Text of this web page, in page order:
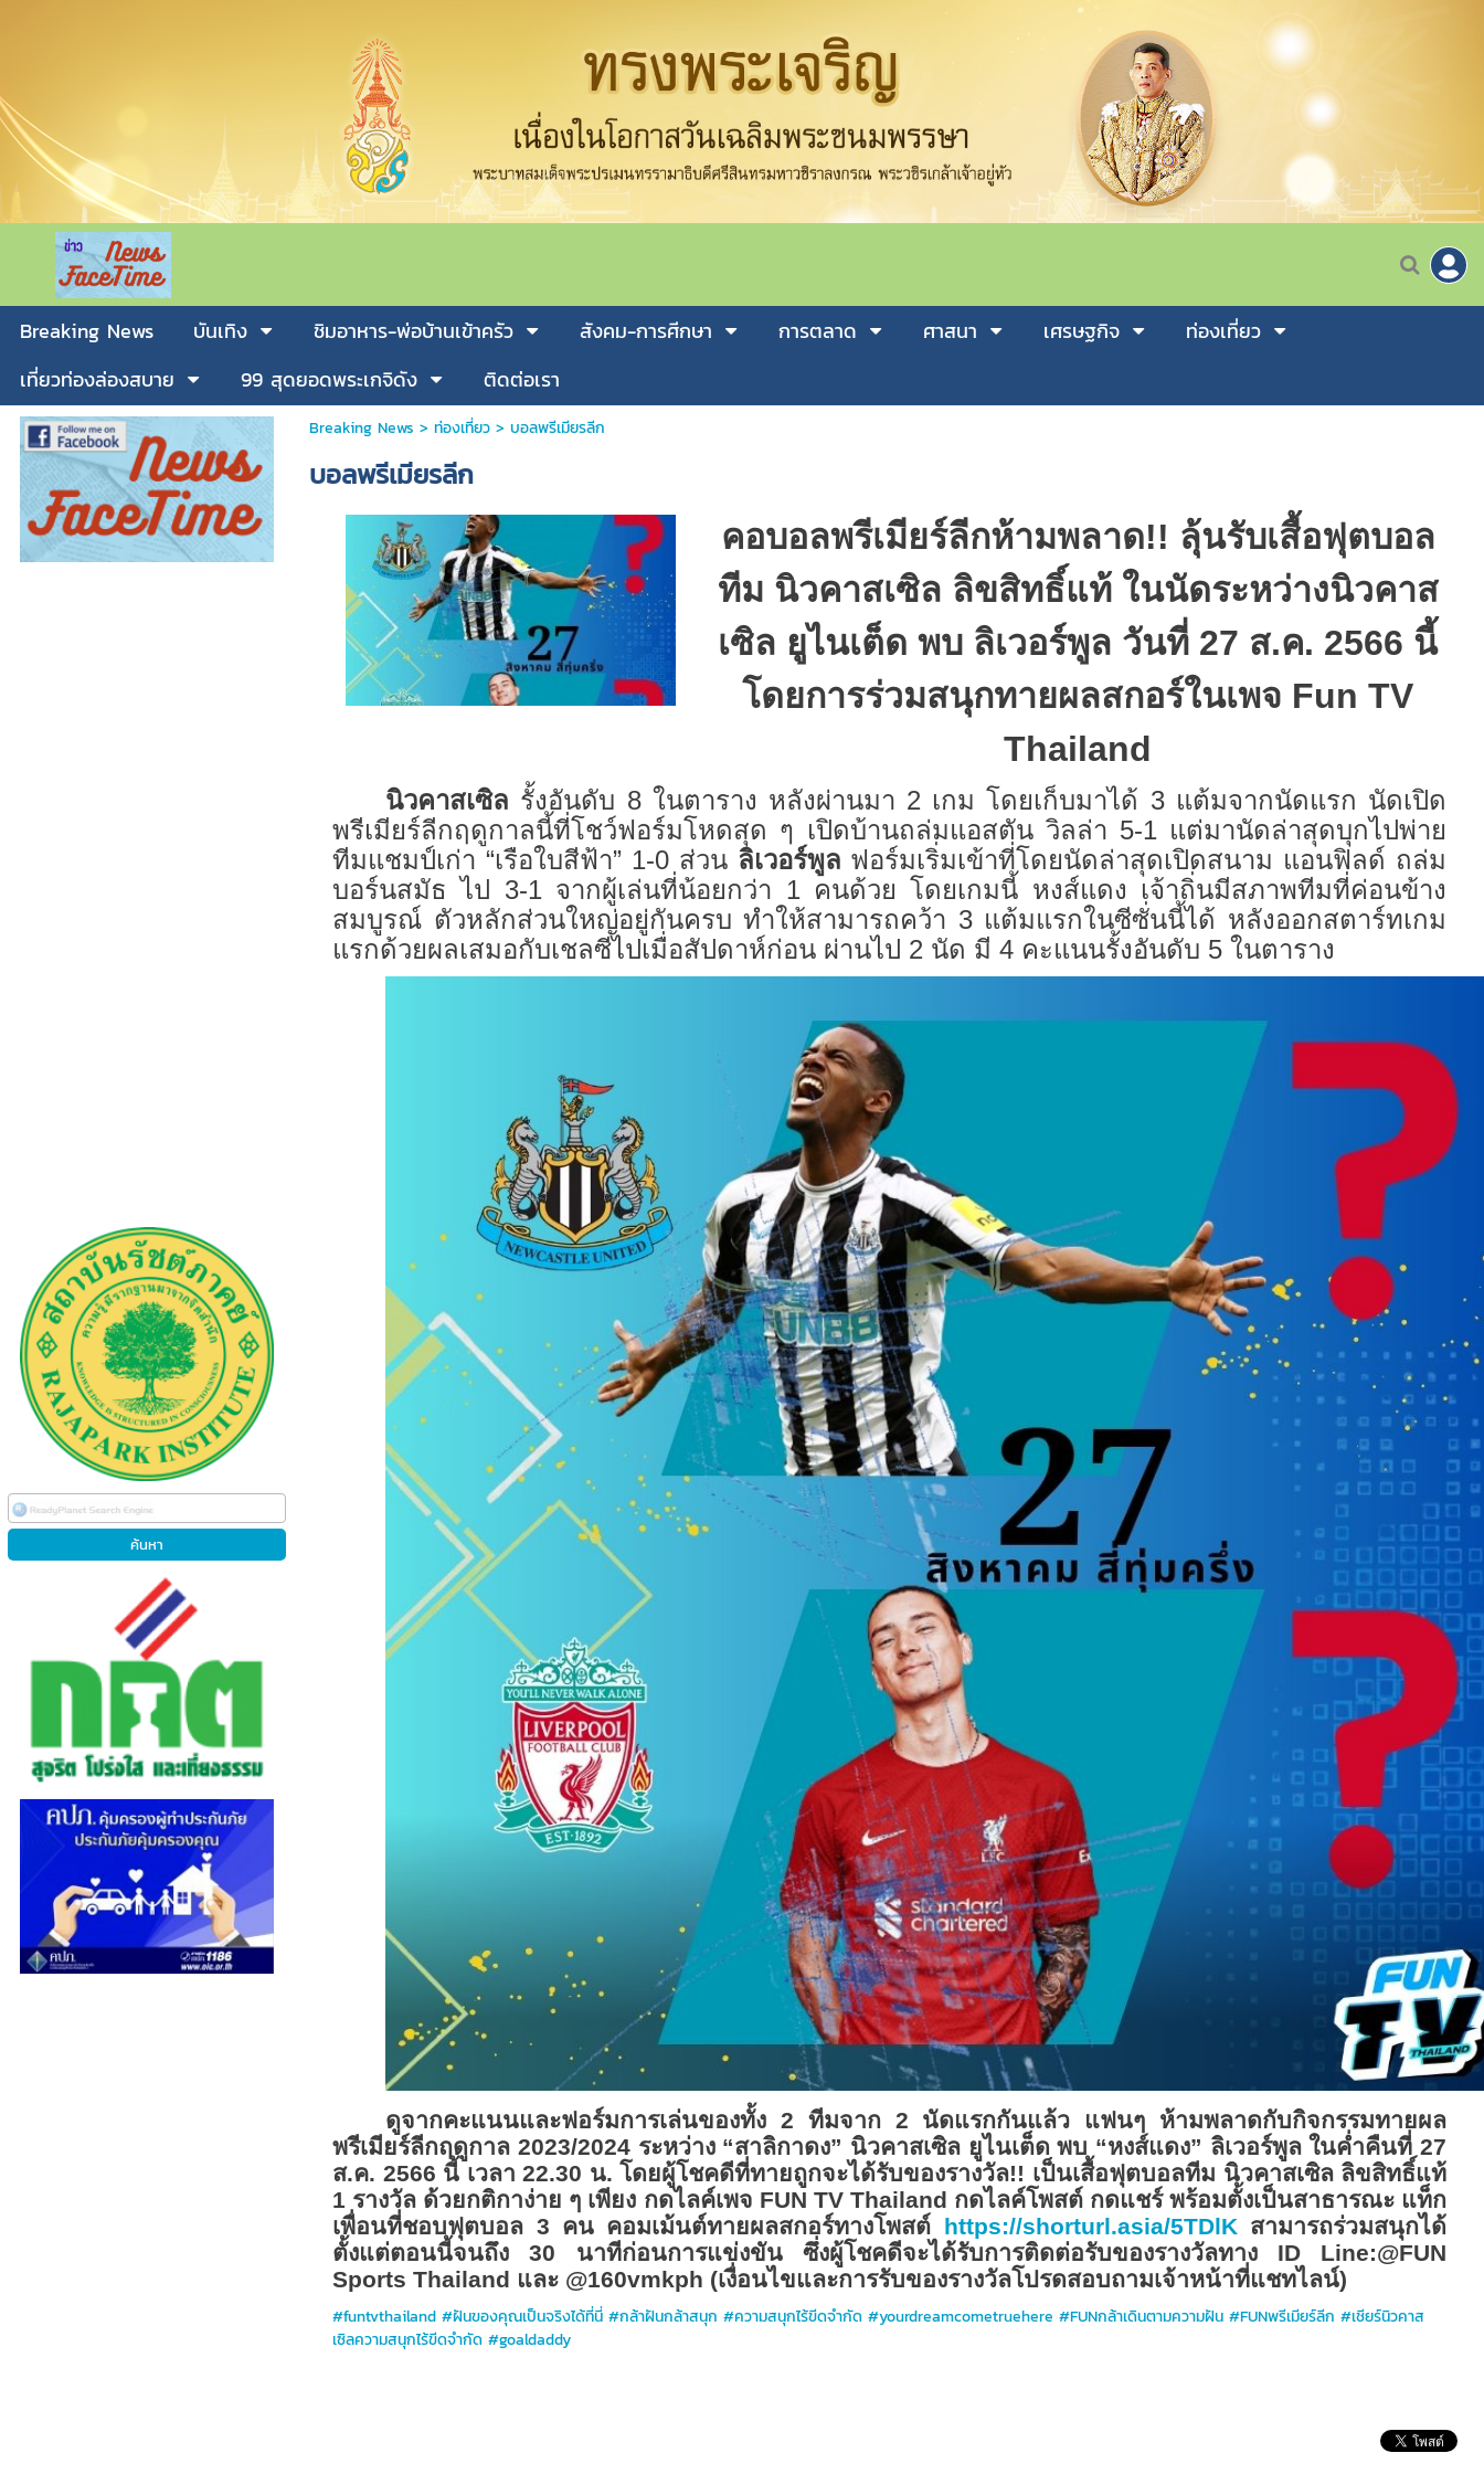
Breaking News บันเทิง ชิมอาหาร-พ่อบ้านเข้าครัว สังคม-การศีกษา การตลาด ศาสนา เศรษฐกิจ
ท่องเที่ยว
เที่ยวท่องล่องสบาย
99 สุดยอดพระเกจิดัง ติดต่อเรา
Breaking News > ท่องเที่ยว> บอลพรีเมียรลีก
บอลพรีเมียรลีก
คอบอลพรีเมียร์ลีกห้ามพลาด!! ลุ้นรับเสื้อฟุตบอล
ทีม นิวคาสเซิล ลิขสิทธิ์แท้ ในนัดระหว่างนิวคาส
เซิล ยูไนเต็ด พบ ลิเวอร์พูล วันที่ 27 ส.ค. 2566 นี้
โดยการร่วมสนุกทายผลสกอร์ในเพจ Fun TV
Thailand
นิวคาสเซิล รั้งอันดับ 8 ในตาราง หลังผ่านมา 2 เกม โดยเก็บมาได้ 3 แต้มจากนัดแรก นัดเปิด
พรีเมียร์ลีกฤดูกาลนี้ที่โชว์ฟอร์มโหดสุด ๆ เปิดบ้านถล่มแอสตัน วิลล่า 5-1 แต่มานัดล่าสุดบุกไปพ่าย
ทีมแชมป์เก่า “เรือใบสีฟ้า” 1-0 ส่วน ลิเวอร์พูล ฟอร์มเริ่มเข้าที่โดยนัดล่าสุดเปิดสนาม แอนฟิลด์ ถล่ม
บอร์นสมัธ ไป 3-1 จากผู้เล่นที่น้อยกว่า 1 คนด้วย โดยเกมนี้ หงส์แดง เจ้าถิ่นมีสภาพทีมที่ค่อนข้าง
สมบูรณ์ ตัวหลักส่วนใหญ่อยู่กันครบ ทำให้สามารถคว้า 3 แต้มแรกในซีซั่นนี้ได้ หลังออกสตาร์ทเกม
แรกด้วยผลเสมอกับเชลซีไปเมื่อสัปดาห์ก่อน ผ่านไป 2 นัด มี 4 คะแนนรั้งอันดับ 5 ในตาราง
ดูจากคะแนนและฟอร์มการเล่นของทั้ง 2 ทีมจาก 2 นัดแรกกันแล้ว แฟนๆ ห้ามพลาดกับกิจกรรมทายผล
พรีเมียร์ลีกฤดูกาล 2023/2024 ระหว่าง “สาลิกาดง” นิวคาสเซิล ยูไนเต็ด พบ “หงส์แดง” ลิเวอร์พูล ในค่ำคืนที่ 27
ส.ค. 2566 นี้ เวลา22.30 น. โดยผู้โชคดีที่ทายถูกจะได้รับของรางวัล!! เป็นเสื้อฟุตบอลทีม นิวคาสเซิล ลิขสิทธิ์แท้
1 รางวัล ด้วยกติกาง่าย ๆ เพียง กดไลค์เพจ FUN TV Thailand กดไลค์โพสต์ กดแชร์ พร้อมตั้งเป็นสาธารณะ แท็ก
เพื่อนที่ชอบฟุตบอล 3 คน คอมเม้นต์ทายผลสกอร์ทางโพสต์ https://shorturl.asia/5TDlKสามารถร่วมสนุกได้
ตั้งแต่ตอนนี้จนถึง 30 นาทีก่อนการแข่งขัน ซึ่งผู้โชคดีจะได้รับการติดต่อรับของรางวัลทาง ID Line:@FUN
Sports Thailand และ @160vmkph (เงื่อนไขและการรับของรางวัลโปรดสอบถามเจ้าหน้าที่แชทไลน์)
#funtvthailand #ฝันของคุณเป็นจริงได้ที่นี่ #กล้าฝันกล้าสนุก #ความสนุกไร้ขีดจำกัด #yourdreamcometruehere #FUNกล้าเดินตามความฝัน #FUNพรีเมียร์ลีก #เชียร์นิวคาส
เซิลความสนุกไร้ขีดจำกัด #goaldaddy